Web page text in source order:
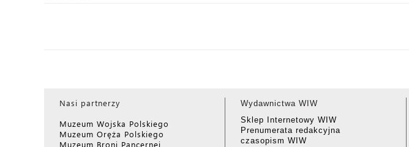
Nasi partnerzy
Muzeum Wojska Polskiego
Muzeum Oręża Polskiego
Muzeum Broni Pancernej
Wydawnictwa WIW
Sklep Internetowy WIW
Prenumerata redakcyjna
czasopism WIW